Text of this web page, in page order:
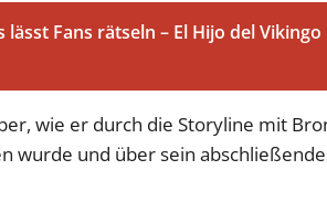
lässt Fans rätseln – El Hijo del Vikingo
wie er durch die Storyline mit
wurde und über sein